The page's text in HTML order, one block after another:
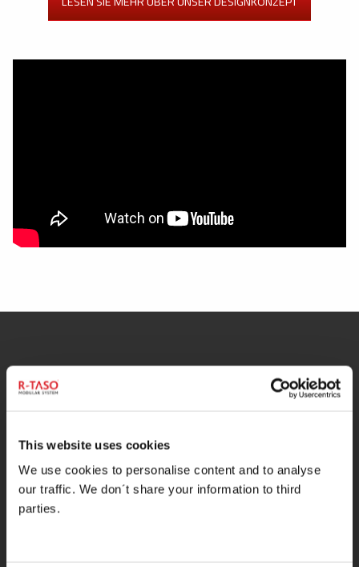
This website uses cookies
We use cookies to personalise content and to analyse
our traffic. We don´t share your information to third
parties.
R-Taso Modulares System für
industrielle Gehwege – Was ist das?
ES IST EINE GESAMTLÖSUNG
Modulare Produkte ermöglichen die einfache Herstellung
großer Einheiten von industriellen Gehwegen und